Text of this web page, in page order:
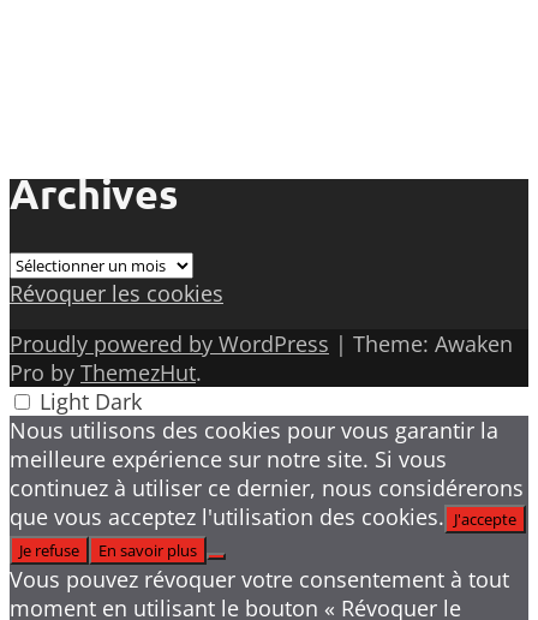
Archives
Archives
Révoquer les cookies
Proudly powered by WordPress | Theme: Awaken
Pro by ThemezHut.
Light Dark
Nous utilisons des cookies pour vous garantir la
meilleure expérience sur notre site. Si vous
continuez à utiliser ce dernier, nous considérerons
que vous acceptez l'utilisation des cookies. J'accepte
Je refuse
En savoir plus
Vous pouvez révoquer votre consentement à tout
moment en utilisant le bouton « Révoquer le